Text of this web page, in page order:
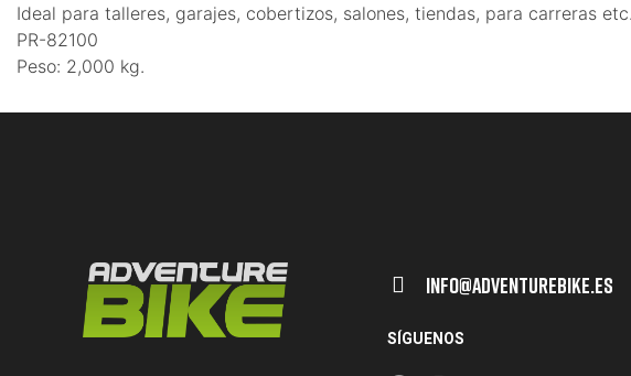
Ideal para talleres, garajes, cobertizos, salones, tiendas, para carreras
PR-82100
Peso: 2,000 kg.
Info@adventurebike.es
SÍGUENOS